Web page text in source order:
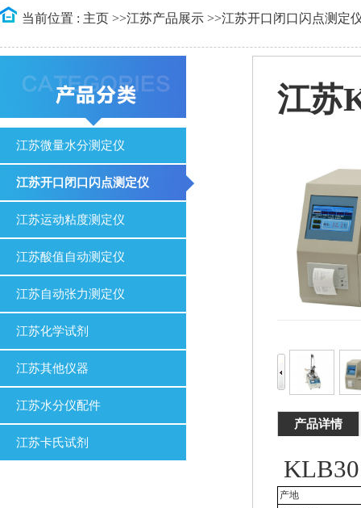
当前位置 : 主页 >>江苏产品展示 >>江苏开口闭口闪点测定
江苏微量水分测定仪
江苏开口闭口闪点测定仪
江苏运动粘度测定仪
江苏酸值自动测定仪
江苏自动张力测定仪
江苏化学试剂
江苏其他仪器
江苏水分仪配件
江苏卡氏试剂
江苏
产品详情
产地